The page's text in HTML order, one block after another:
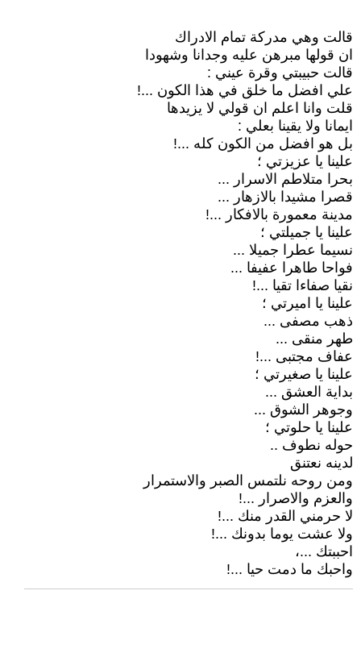
قالت وهي مدركة تمام الادراك
ان قولها مبرهن عليه وجدانا وشهودا
قالت حبيبتي وقرة عيني :
علي افضل ما خلق في هذا الكون ...!
قلت وانا اعلم ان قولي لا يزيدها
ايمانا ولا يقينا بعلي :
بل هو افضل من الكون كله ...!
علينا يا عزيزتي ؛
بحرا متلاطم الاسرار ...
قصرا مشيدا بالازهار ...
مدينة معمورة بالافكار ...!
علينا يا جميلتي ؛
نسيما عطرا جميلا ...
فواحا طاهرا عفيفا ...
نقيا صفاءا تقيا ...!
علينا يا اميرتي ؛
ذهب مصفى ...
طهر منقى ...
عفاف مجتبى ...!
علينا يا صغيرتي ؛
بداية العشق ...
وجوهر الشوق ...
علينا يا حلوتي ؛
حوله نطوف ..
لدينه نعتنق
ومن روحه نلتمس الصبر والاستمرار
والعزم والاصرار ...!
لا حرمني القدر منك ...!
ولا عشت يوما بدونك ...!
احببتك ...،
واحبك ما دمت حيا ...!